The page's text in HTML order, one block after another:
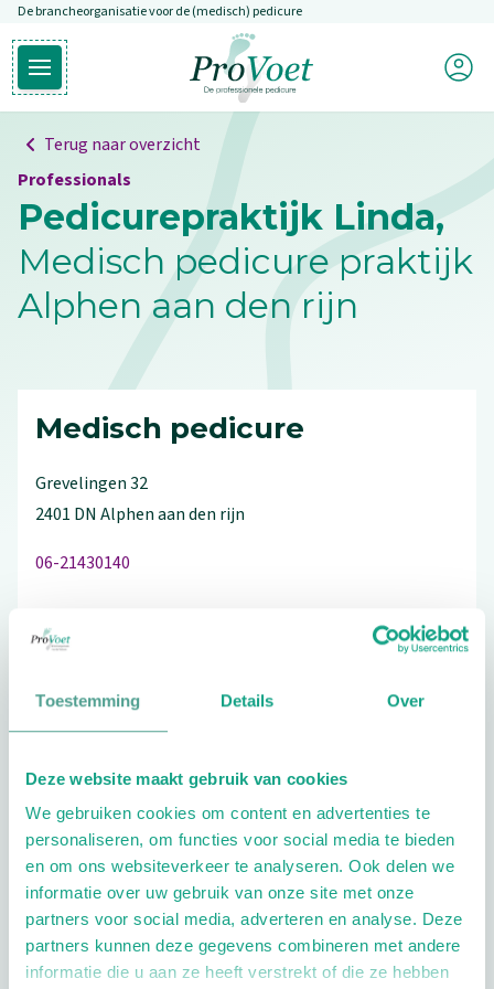
Toestemming Details Over
Deze website maakt gebruik van cookies
We gebruiken cookies om content en advertenties te
personaliseren, om functies voor social media te bieden
en om ons websiteverkeer te analyseren. Ook delen we
informatie over uw gebruik van onze site met onze
partners voor social media, adverteren en analyse. Deze
partners kunnen deze gegevens combineren met andere
informatie die u aan ze heeft verstrekt of die ze hebben
Overslaan en naar de inhoud gaan
De brancheorganisatie voor de (medisch) pedicure
Open hoofdmenu
Ga naar de homepagina
Mijn
Terug naar overzicht
Professionals
Pedicurepraktijk Linda,
Medisch pedicure praktijk
Alphen aan den rijn
Medisch pedicure
Grevelingen32
2401 DN Alphen aan den rijn
06-21430140
Schrijf ook een review
Extra opties